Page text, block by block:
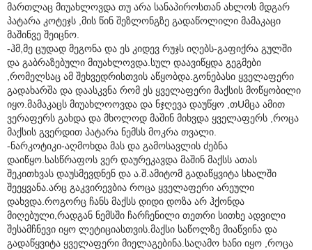
მართლაც მიუახლოვდა თუ არა სანაპიროსთან ახლოს მდგარ
პატარა კოტეჯს ,მის წინ შეზლონგზე გადაწოლილი მამაკაცი
მაშინვე შეიცნო.
-ჰმ,მე ცუდად მეგონა და ეს კიდევ რუჯს იღებს-გაფიქრა გულში
და გაბრაზებული მიუახლოვდა.სულ დაავიწყდა გეგმები
,რომელსაც ამ შეხვედრისთვის აწყობდა.გონებასი ყველაფერი
გადახარშა და დაასკვნა რომ ეს ყველაფერი მაქსის მოწყობილი
იყო.მამაკაცს მიუახლოოვდა და ნჯღევა დაუწყო ,თUმცა ამით
ვერაფერს გახდა და მხოლოდ მაშინ მიხვდა ყველაფერს ,როცა
მაქსის გვერდით პატარა ნემსს მოკრა თვალი.
-ნარკოტიკი-აღმოხდა მას და გამოსავლის ძებნა
დაიწყო.სასწრაფოს ვერ დაურეკავდა მაშინ მაქსს ათას
შეკითხვას დაუსმევდნენ და ა.შ.ამიტომ გადაწყვიტა სხალში
შეეყვანა.არც გაკვირევბია როცა ყველაფერი არეული
დახვდა.როგორც ჩანს მაქსს დიდი დოზა არ ჰქონდა
მიღებული,რადგან ნემსში ჩარჩენილი თეთრი სითხე ადვილი
შესამჩნევი იყო ლეტიციასთვის.მაქსი საწოლზე მიაწვინა და
გადაწყვიტა ყველაფერი მიელაგებინა.საღამო ხანი იყო ,როცა